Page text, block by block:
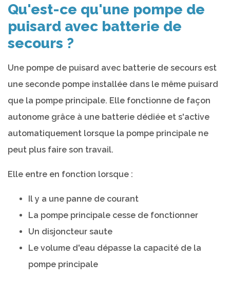
Qu'est-ce qu'une pompe de
puisard avec batterie de
secours ?
Une pompe de puisard avec batterie de secours est
une seconde pompe installée dans le même puisard
que la pompe principale. Elle fonctionne de façon
autonome grâce à une batterie dédiée et s'active
automatiquement lorsque la pompe principale ne
peut plus faire son travail.
Elle entre en fonction lorsque :
Il y a une panne de courant
La pompe principale cesse de fonctionner
Un disjoncteur saute
Le volume d'eau dépasse la capacité de la
pompe principale